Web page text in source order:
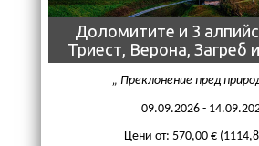
Доломитите и 3
Триест, Верона, Загреб
Преклонение пред
09.09.2026 -
Цени от: 570,00 €